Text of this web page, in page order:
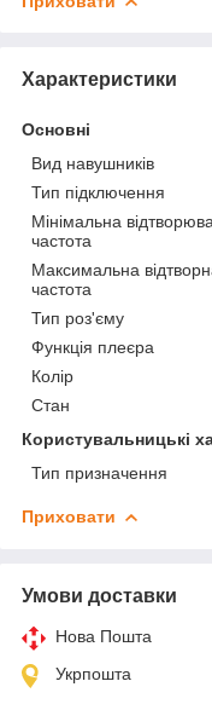
Характеристики
Основні
Вид навушників
Тип підключення
Мінімальна
частота
Максимальна
частота
Тип роз'єму
Функція плеєра
Колір
Стан
Користувальницькі
Тип призначення
Приховати
Умови доставки
Нова Пошта
Укрпошта